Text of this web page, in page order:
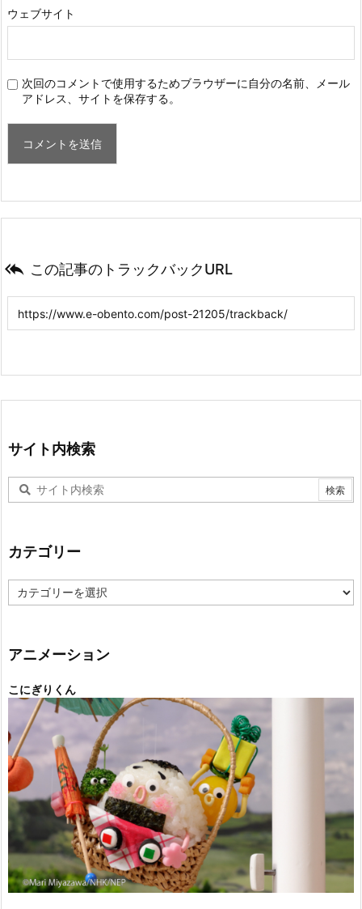
ウェブサイト
次回のコメントで使用するためブラウザーに自分の名前、メール
アドレス、サイトを保存する。
 この記事のトラックバックURL
サイト内検索
カテゴリー
テ
ー
アニメーション
こにぎりくん